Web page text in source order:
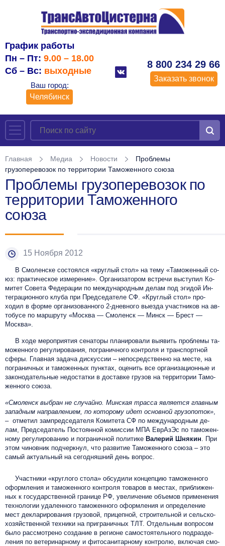
График работы
Пн – Пт: 9.00 – 18.00
Сб – Вс: выходные
Ваш город:
Челябинск
8 800 234 29 66
Заказать звонок
Главная Медиа Новости
Проблемы
грузоперевозок по территории Таможенного союза
Проблемы грузоперевозок по
территории Таможенного
союза
15 Ноября 2012
В Смоленске состоялся «круглый стол» на те­му «Та­можен­ный со­
юз: прак­ти­чес­кое из­ме­ре­ние». Организатором встречи выступил Ко­
митет Со­вета Фе­дера­ции по меж­ду­народ­ным де­лам под эги­дой Ин­
тегра­ци­он­но­го клу­ба при Пред­се­дате­ле СФ. «Круг­лый стол» про­
ходил в фор­ме ор­га­низо­ван­но­го 2-днев­но­го вы­ез­да участ­ни­ков на ав­
то­бусе по марш­ру­ту «Моск­ва — Смо­ленск — Минск — Брест —
Моск­ва».
В ходе ме­роп­ри­ятия се­нато­ры планировали вы­явить проб­ле­мы та­
можен­но­го ре­гули­рова­ния, пог­ра­нич­но­го конт­ро­ля и транс­пор­тной
сфе­ры. Глав­ная за­дача дис­куссии – не­пос­редс­твен­но на мес­те, на
пог­ра­нич­ных и та­можен­ных пунк­тах, оце­нить все ор­га­низа­ци­он­ные и
за­коно­датель­ные не­дос­татки в дос­тавке гру­зов на тер­ри­то­рии Та­мо­
жен­но­го со­юза.
«Смо­ленск выб­ран не слу­чай­но. Минс­кая трас­са яв­ля­ет­ся глав­ным
за­пад­ным нап­равле­ни­ем, по ко­торо­му идет ос­новной гру­зопо­ток»
– отметил за­мпред­се­дате­ля Ко­мите­та СФ по меж­ду­народ­ным де­
лам, Пред­се­датель Пос­то­ян­ной ко­мис­сии МПА Ев­рА­зЭс по та­можен­
но­му ре­гу­ли­ро­ва­нию и пог­ра­нич­ной по­ли­ти­ке Ва­ле­рий Шня­кин . При
этом чиновник под­черк­нул, что раз­ви­тие Та­можен­но­го со­юза – это
са­мый ак­ту­аль­ный на се­год­няш­ний день вопрос.
Участники «круг­лого сто­ла» об­су­дили кон­цепцию та­можен­но­го
оформ­ле­ния и та­можен­но­го конт­ро­ля то­варов в мес­тах, приб­ли­жен­
ных к го­сударс­твен­ной гра­нице РФ, уве­личе­ние объ­емов при­мене­ния
тех­но­логии уда­лен­но­го та­можен­но­го оформ­ле­ния и оп­ре­деле­ние
мес­т дек­ла­риро­вания гру­зовой, при­цеп­ной, стро­итель­ной и сель­ско­
хо­зяй­ствен­ной тех­ни­ки на приг­ра­нич­ных ТЛТ. От­дель­ным воп­ро­сом
было рассмотрено соз­да­ние в ре­ги­оне са­мос­то­ятель­но­го под­разде­
ления по ве­тери­нар­но­му и фи­тоса­нитар­но­му конт­ро­лю, вклю­чая смо­